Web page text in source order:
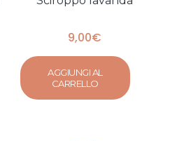
9,00€
AGGIUNGI AL
CARRELLO